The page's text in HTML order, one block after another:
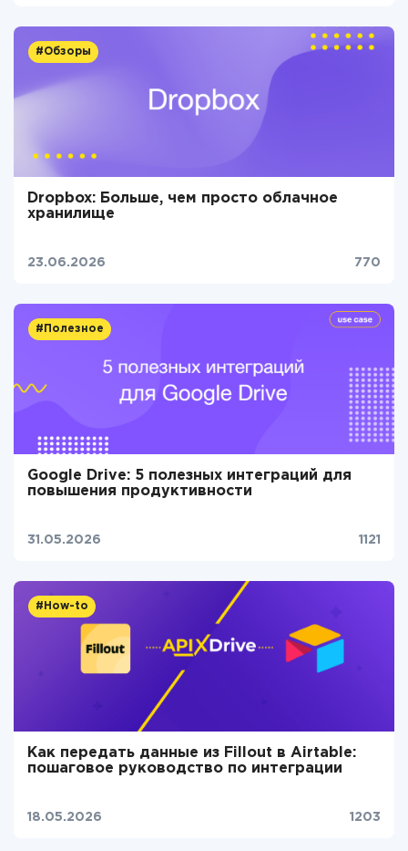
#Обзоры
Dropbox: Больше, чем просто облачное
хранилище
23.06.2026 770
#Полезное
Google Drive: 5 полезных интеграций для
повышения продуктивности
31.05.2026 1121
#How-to
Как передать данные из Fillout в Airtable:
пошаговое руководство по интеграции
18.05.2026 1203